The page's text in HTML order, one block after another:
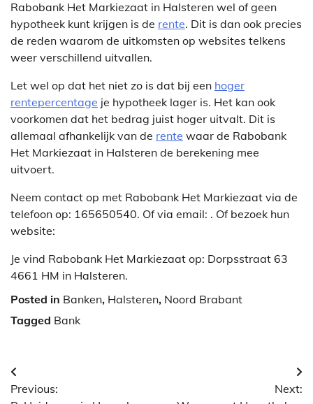
Rabobank Het Markiezaat in Halsteren wel of geen
hypotheek kunt krijgen is de rente. Dit is dan ook precies
de reden waarom de uitkomsten op websites telkens
weer verschillend uitvallen.
Let wel op dat het niet zo is dat bij een hoger
rentepercentage je hypotheek lager is. Het kan ook
voorkomen dat het bedrag juist hoger uitvalt. Dit is
allemaal afhankelijk van de rente waar de Rabobank
Het Markiezaat in Halsteren de berekening mee
uitvoert.
Neem contact op met Rabobank Het Markiezaat via de
telefoon op: 165650540. Of via email: . Of bezoek hun
website:
Je vind Rabobank Het Markiezaat op: Dorpsstraat 63
4661 HM in Halsteren.
Posted in Banken, Halsteren, Noord Brabant
Tagged Bank
Berichtnavigatie
Previous:
Next: